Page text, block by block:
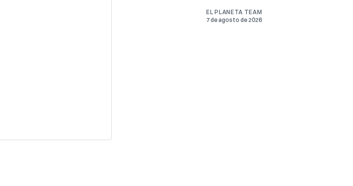
EL PLANETA TEAM
7 de agosto de 2026